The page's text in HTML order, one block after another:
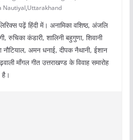
Nautiyal,Uttarakhand
पढ़ें हिंदी में। अनामिका वशिष्ठ, अंजलि
रुचिका कंडारी, शालिनी बहुगुणा, शिवानी
नौटियाल, अमन धनाई, दीपक नैथानी, ईशान
माँगल गीत उत्तराखण्ड के विवाह समारोह
है।